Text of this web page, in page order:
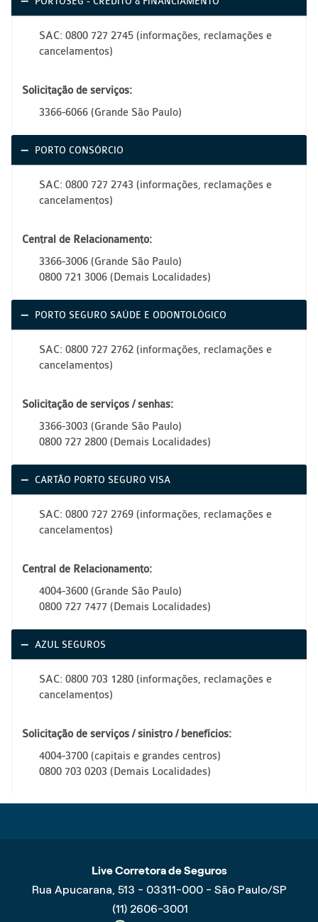
SAC: 0800 727 2745 (informações, reclamações e
cancelamentos)
Solicitação de serviços:
3366-6066 (Grande São Paulo)
PORTO CONSÓRCIO
SAC: 0800 727 2743 (informações, reclamações e
cancelamentos)
Central de Relacionamento:
3366-3006 (Grande São Paulo)
0800 721 3006 (Demais Localidades)
PORTO SEGURO SAÚDE E ODONTOLÓGICO
SAC: 0800 727 2762 (informações, reclamações e
cancelamentos)
Solicitação de serviços / senhas:
3366-3003 (Grande São Paulo)
0800 727 2800 (Demais Localidades)
CARTÃO PORTO SEGURO VISA
SAC: 0800 727 2769 (informações, reclamações e
cancelamentos)
Central de Relacionamento:
4004-3600 (Grande São Paulo)
0800 727 7477 (Demais Localidades)
AZUL SEGUROS
SAC: 0800 703 1280 (informações, reclamações e
cancelamentos)
Solicitação de serviços / sinistro / benefícios:
4004-3700 (capitais e grandes centros)
0800 703 0203 (Demais Localidades)
Live Corretora de Seguros
Rua Apucarana, 513 - 03311-000 - São Paulo/SP
(11) 2606-3001